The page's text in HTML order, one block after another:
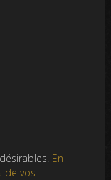
En
de vos